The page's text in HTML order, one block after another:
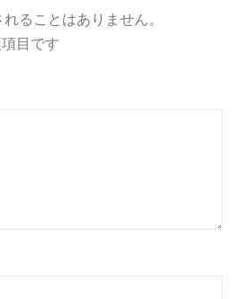
ることはありません。
目です